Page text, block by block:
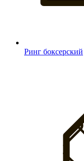
Ринг боксерский